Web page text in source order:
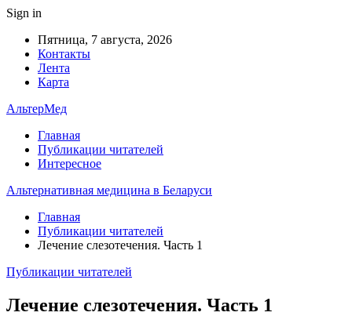
Sign in
Пятница, 7 августа, 2026
Контакты
Лента
Карта
АльтерМед
Главная
Публикации читателей
Интересное
Альтернативная медицина в Беларуси
Главная
Публикации читателей
Лечение слезотечения. Часть 1
Публикации читателей
Лечение слезотечения. Часть 1